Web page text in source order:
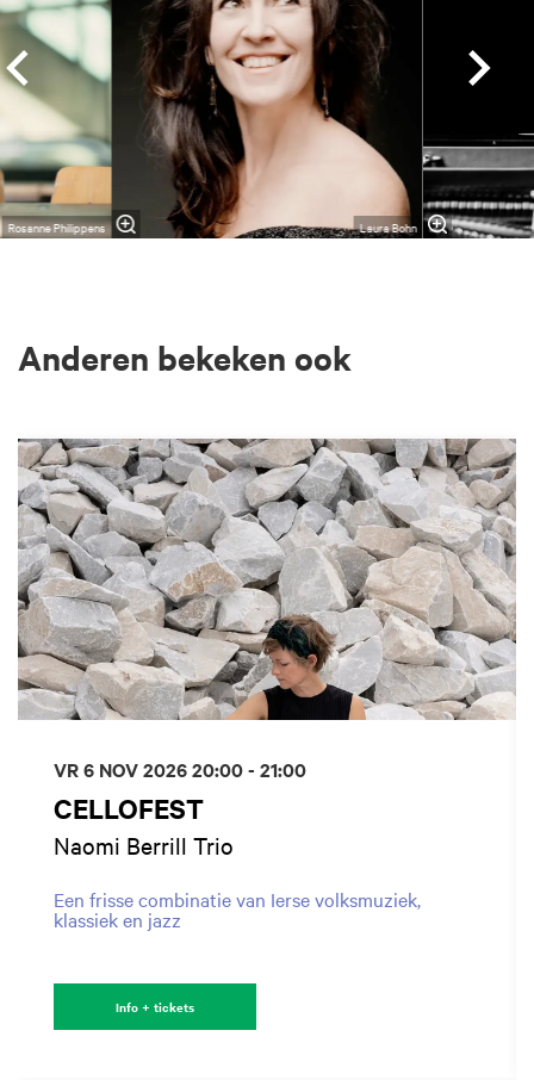
Rosanne Philippens Laura Bohn
Anderen bekeken ook
CELLOFEST
Naomi Berrill Trio
Een frisse combinatie van Ierse volksmuziek,
klassiek en jazz
VR 6 NOV 202620:00 - 21:00
Info + tickets